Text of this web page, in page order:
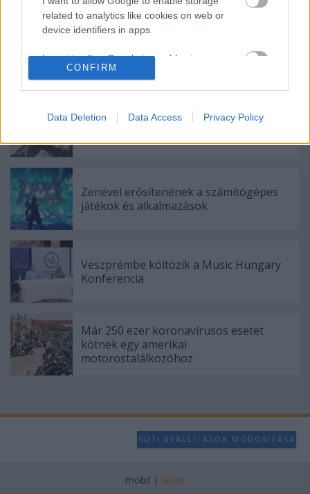
related to analytics like cookies on web or
device identifiers in apps.
I want to allow Google to enable storage
related to functionality of the website or app.
related to personalization.
I want to allow Google to enable storage
related to security, including authentication
functionality and fraud prevention, and other
user protection.
CONFIRM
Data Deletion Data Access Privacy Policy
Ajánlott bejegyzések:
dal róla
Visszavette a bakelit a vezető helyét a
Zenével erősítenének a számítógépes
játékok és alkalmazások
Veszprémbe költözik a Music Hungary
Konferencia
Már 250 ezer koronavírusos esetet
kötnek egy amerikai
motorostalálkozóhoz
SÜTI BEÁLLÍTÁSOK MÓDOSÍTÁSA
mobil | teljes